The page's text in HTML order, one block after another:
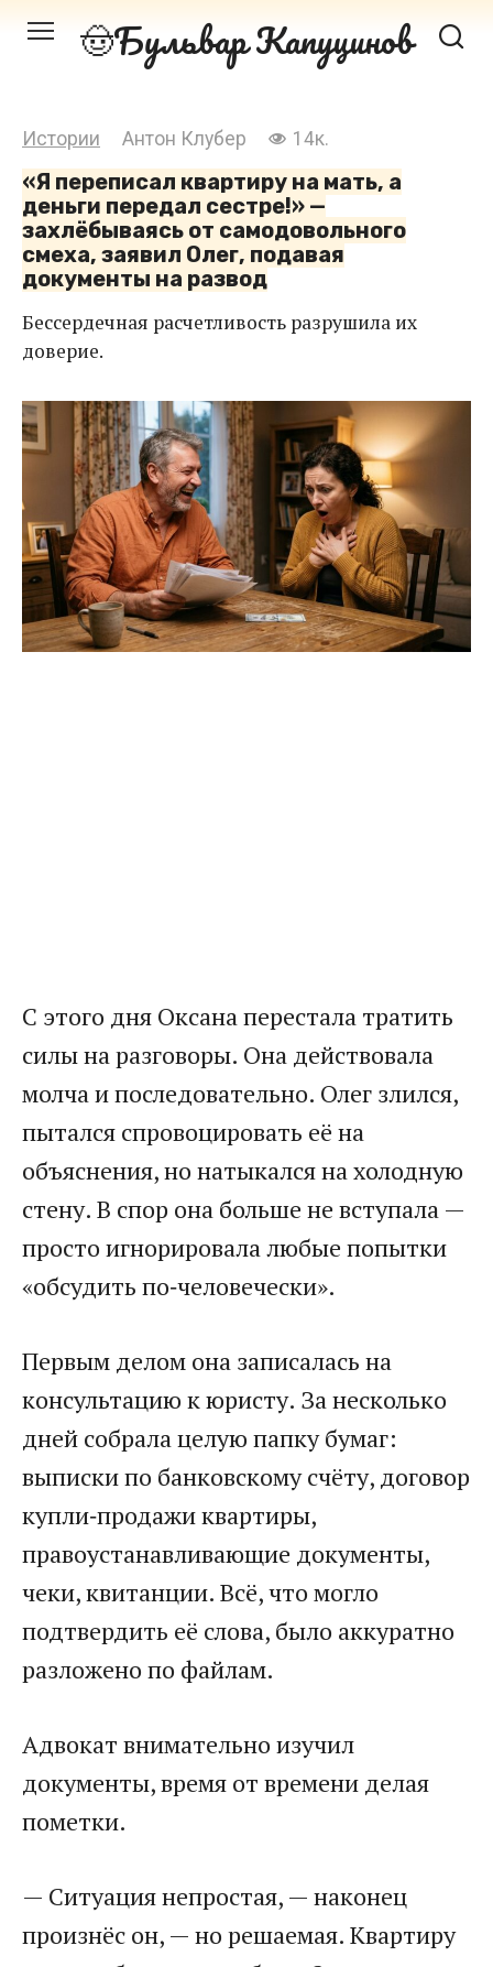
Перейти Бульвар Капуцинов
Истории Антон Клубер 14к.
«Я переписал квартиру на мать, а
деньги передал сестре!» —
захлёбываясь от самодовольного
смеха, заявил Олег, подавая
документы на развод
Бессердечная расчетливость разрушила их
доверие.
С этого дня Оксана перестала тратить
силы на разговоры. Она действовала
молча и последовательно. Олег злился,
пытался спровоцировать её на
объяснения, но натыкался на холодную
стену. В спор она больше не вступала —
просто игнорировала любые попытки
«обсудить по‑человечески».
Первым делом она записалась на
консультацию к юристу. За несколько
дней собрала целую папку бумаг:
выписки по банковскому счёту, договор
купли‑продажи квартиры,
правоустанавливающие документы,
чеки, квитанции. Всё, что могло
подтвердить её слова, было аккуратно
разложено по файлам.
Адвокат внимательно изучил
документы, время от времени делая
пометки.
— Ситуация непростая, — наконец
произнёс он, — но решаемая. Квартиру